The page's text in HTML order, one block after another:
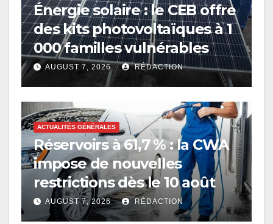
Énergie solaire : le CEB offre
des kits photovoltaïques à 1
000 familles vulnérables
AUGUST 7, 2026 RÉDACTION
ACTUALITÉS GÉNÉRALES
Réservoirs à 61,7 % : la CWA
impose de nouvelles
restrictions dès le 10 août
AUGUST 7, 2026 RÉDACTION